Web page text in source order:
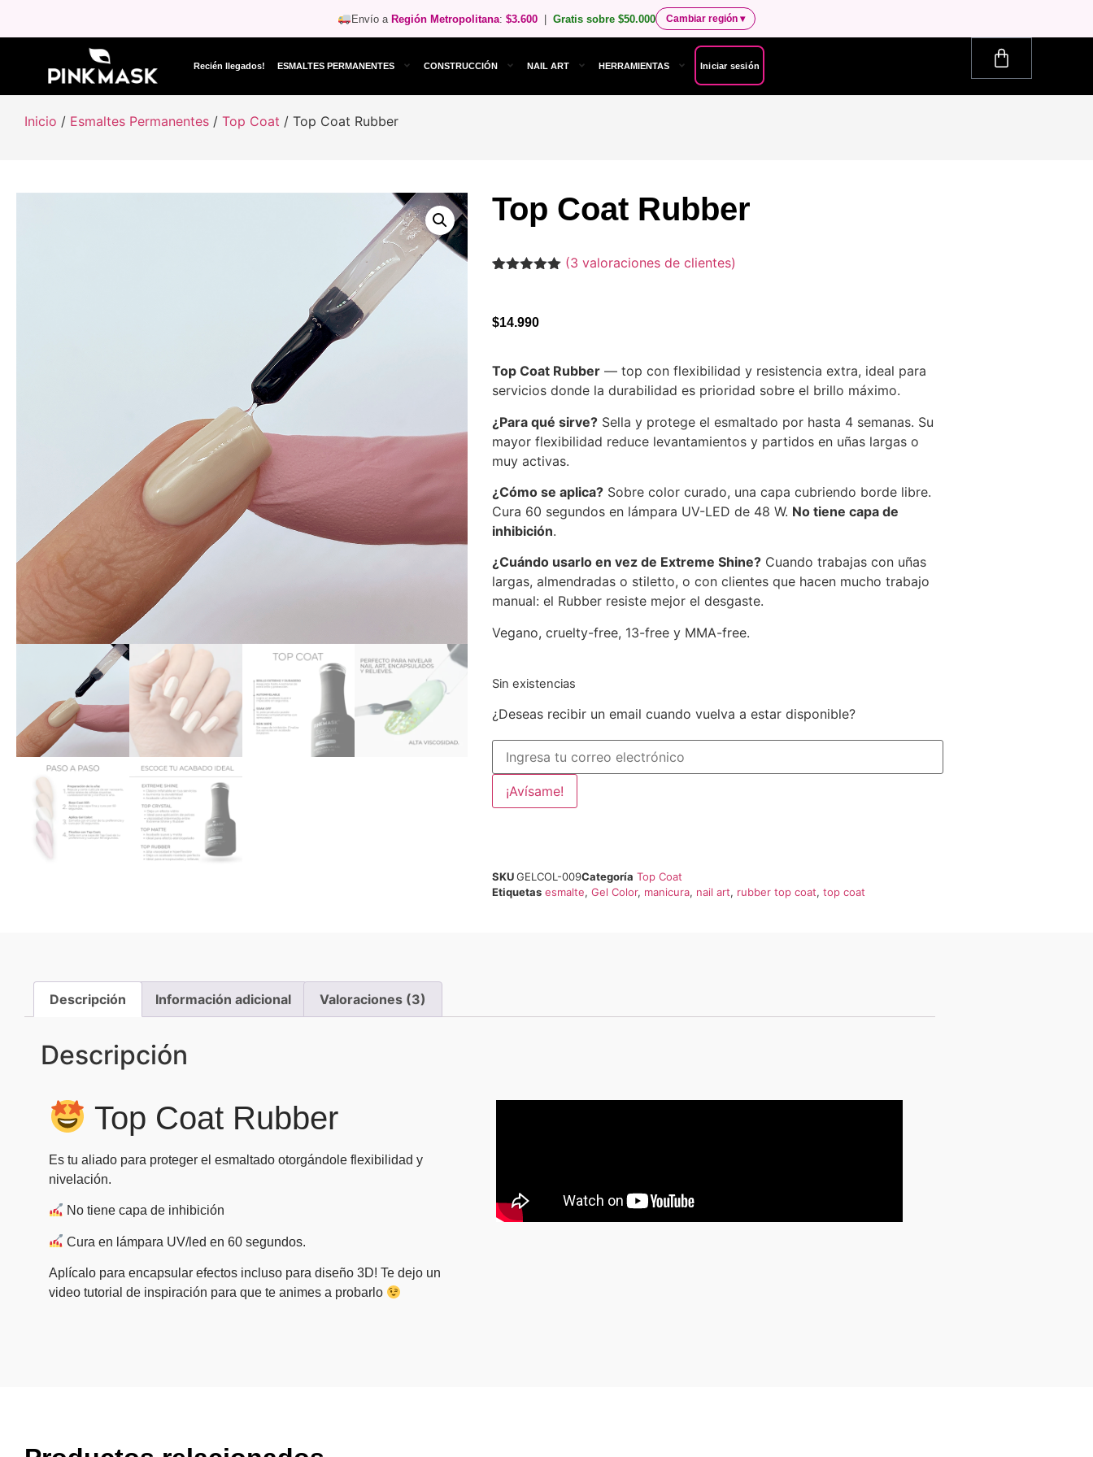
Envío aRegión Metropolitana:$3.600 |Gratis sobre $50.000 Cambiar región▾
Recién llegados! ESMALTES PERMANENTES CONSTRUCCIÓN NAIL ART HERRAMIENTAS Iniciar sesión
Inicio / Esmaltes Permanentes / Top Coat / Top Coat Rubber
Top Coat Rubber
a
(3 valoraciones de clientes)
$14.990
Top Coat Rubber — top con flexibilidad y resistencia extra, ideal para
servicios donde la durabilidad es prioridad sobre el brillo máximo.
¿Para qué sirve? Sella y protege el esmaltado por hasta 4 semanas. Su
mayor flexibilidad reduce levantamientos y partidos en uñas largas o
muy activas.
¿Cómo se aplica? Sobre color curado, una capa cubriendo borde libre.
Cura 60 segundos en lámpara UV-LED de 48 W. No tiene capa de
inhibición.
¿Cuándo usarlo en vez de Extreme Shine? Cuando trabajas con uñas
largas, almendradas o stiletto, o con clientes que hacen mucho trabajo
manual: el Rubber resiste mejor el desgaste.
Vegano, cruelty-free, 13-free y MMA-free.
Sin existencias
¿Deseas recibir un email cuando vuelva a estar disponible?
¡Avísame!
SKUGELCOL-009Categoría Top Coat
Etiquetas esmalte, Gel Color, manicura, nail art, rubber top coat, top coat
Descripción Información adicional Valoraciones (3)
Descripción
Top Coat Rubber
Es tu aliado para proteger el esmaltado otorgándole flexibilidad y
nivelación.
No tiene capa de inhibición
Cura en lámpara UV/led en 60 segundos.
Aplícalo para encapsular efectos incluso para diseño 3D! Te dejo un
video tutorial de inspiración para que te animes a probarlo